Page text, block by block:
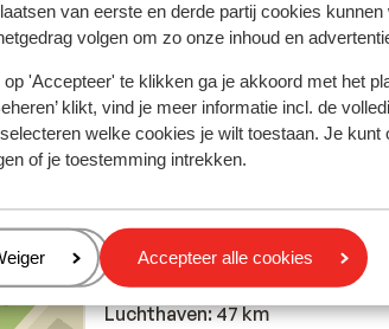
van eerste en derde partij cookies
volgen om zo onze inhoud en
op 'Accepteer' te klikken ga je akkoord met het
klikt, vind je meer informatie incl. de
welke cookies je wilt toestaan. Je
of je toestemming intrekken.
Accepteer alle cookies
deze accommodatie.
In de buurt
Strand: 300 m
Centrum: 250 m
Luchthaven: 47 km